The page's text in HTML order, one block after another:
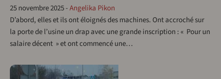
25 novembre 2025-Angelika Pikon
D’abord, elles et ils ont éloignés des machines. Ont accroché sur
la porte de l’usine un drap avec une grande inscription : « Pour un
salaire décent » et ont commencé une…